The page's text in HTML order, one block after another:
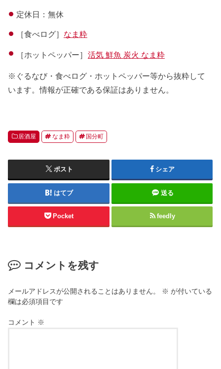
定休日：無休
［食べログ］ なま粋
［ホットペッパー］ 活気 鮮魚 炭火 なま粋
※ぐるなび・食べログ・ホットペッパー等から抜粋して
います。情報が正確である保証はありません。
居酒屋 なま粋 国分町
ポスト シェア
はてブ 送る
Pocket feedly
コメントを残す
メールアドレスが公開されることはありません。 ※ が付いている
欄は必須項目です
コメント ※